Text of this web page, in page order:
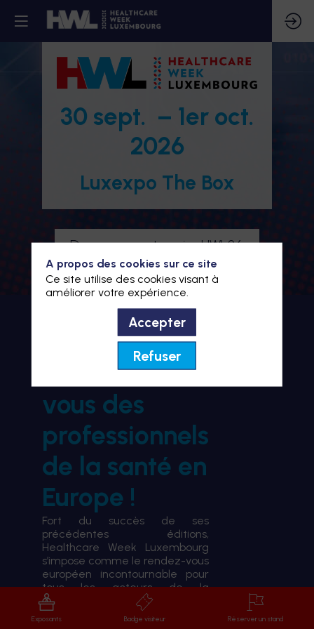
30 sept. – 1er oct.
2026
Luxexpo The Box
Devenez partenaire HWL26
Je m'inscris à HWL26
BIENVENUE À HWL26
le rendez-
vous des
professionnels
de la santé en
Europe !
Fort du succès de ses
précédentes éditions,
Healthcare Week Luxembourg
s’impose comme le rendez-vous
européen incontournable pour
tous les acteurs de la
transformation du système de
santé.
Exposants Badge visiteur Réserver un stand
A propos des cookies sur ce site
Ce site utilise des cookies visant à
améliorer votre expérience.
Accepter
Refuser